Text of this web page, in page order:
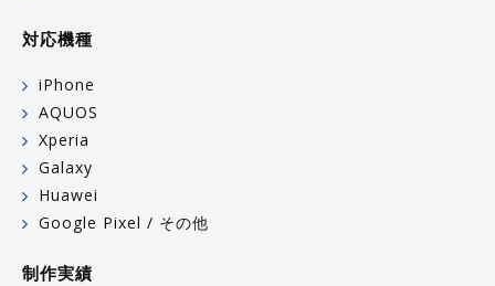
対応機種
iPhone
AQUOS
Xperia
Galaxy
Huawei
Google Pixel / その他
制作実績